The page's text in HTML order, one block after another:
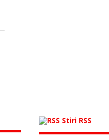
Stiri RSS